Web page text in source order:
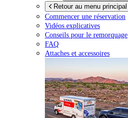
Retour au menu principal
Commencer une réservation
Vidéos explicatives
Conseils pour le remorquage
FAQ
Attaches et accessoires